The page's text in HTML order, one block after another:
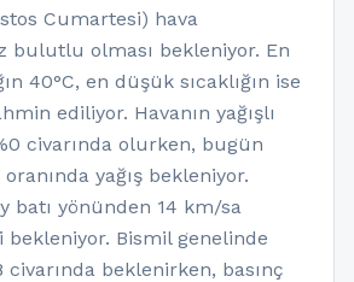
Cumartesi) hava
olması bekleniyor. En
40°C, en düşük sıcaklığın ise
ediliyor. Havanın yağışlı
civarında olurken, bugün
yağış bekleniyor.
batı yönünden 14 km/sa
bekleniyor. Bismil genelinde
civarında beklenirken, basınç